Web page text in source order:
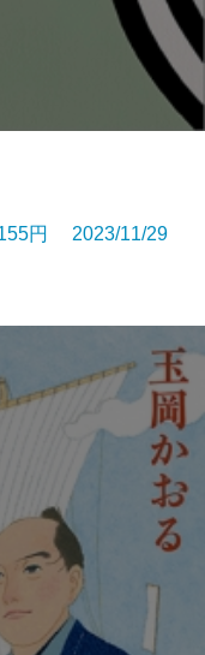
円 2023/11/29